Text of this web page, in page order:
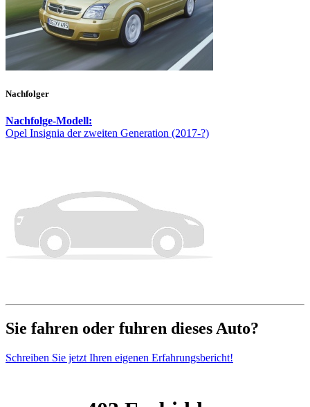
Nachfolger
Nachfolge-Modell:
Opel Insignia der zweiten Generation (2017-?)
Sie fahren oder fuhren dieses Auto?
Schreiben Sie jetzt Ihren eigenen Erfahrungsbericht!